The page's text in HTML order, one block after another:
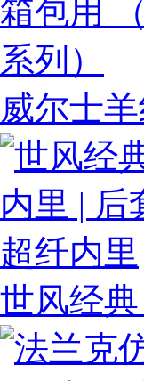
威尔士
世风经